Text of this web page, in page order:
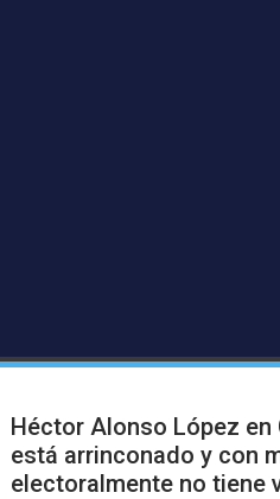
Héctor Alonso López en
está arrinconado y con
electoralmente no tiene